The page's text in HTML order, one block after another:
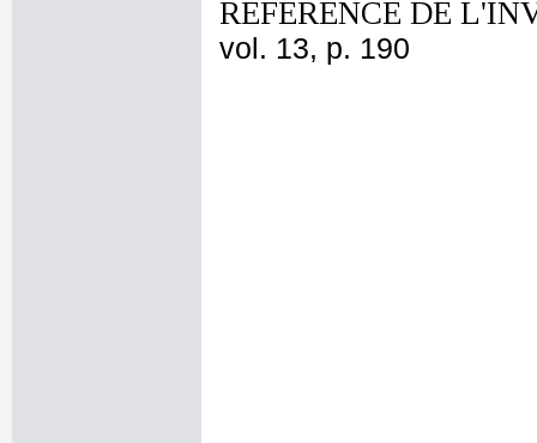
REFERENCE DE
vol. 13, p. 190